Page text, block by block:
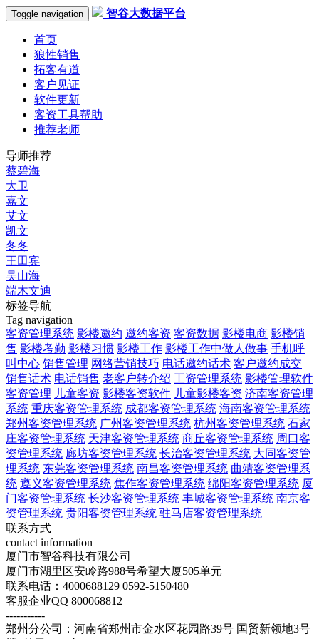
Toggle navigation 智谷大数据平台
首页
狼性销售
拓客有道
客户见证
软件更新
客资工具帮助
推荐老师
导师推荐
蔡碧海
大卫
嘉文
艾文
凯文
冬冬
王田宾
吴山海
端木文迪
标签导航
Tag navigation
客资管理系统 影楼邀约 邀约客资 客资数据 影楼电商 影楼销
售 影楼考勤 影楼习惯 影楼工作 影楼工作中做人做事 手机呼
叫中心 销售管理 网络营销技巧 电话邀约话术 客户邀约成交
销售话术 电话销售 老客户转介绍 工资管理系统 影楼管理软件
客资管理 儿童客资 影楼客资软件 儿童影楼客资 济南客资管理
系统 重庆客资管理系统 成都客资管理系统 海南客资管理系统
郑州客资管理系统 广州客资管理系统 杭州客资管理系统 石家
庄客资管理系统 天津客资管理系统 商丘客资管理系统 周口客
资管理系统 廊坊客资管理系统 长治客资管理系统 大同客资管
理系统 东莞客资管理系统 南昌客资管理系统 曲靖客资管理系
统 遵义客资管理系统 焦作客资管理系统 绵阳客资管理系统 厦
门客资管理系统 长沙客资管理系统 丰城客资管理系统 南京客
资管理系统 贵阳客资管理系统 驻马店客资管理系统
联系方式
contact information
厦门市智谷科技有限公司
厦门市湖里区安岭路988号希望大厦505单元
联系电话：4000688129 0592-5150480
客服企业QQ 800068812
-----------
郑州分公司：河南省郑州市金水区花园路39号 国贸新领地3号